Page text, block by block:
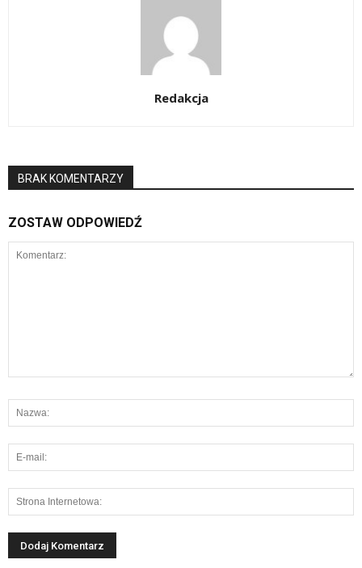
Redakcja
BRAK KOMENTARZY
ZOSTAW ODPOWIEDŹ